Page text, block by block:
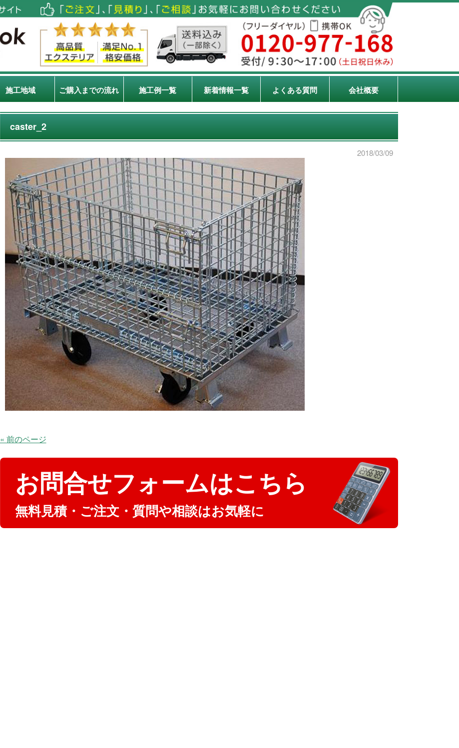
施工地域 ご購入までの流れ 施工例一覧 新着情報一覧 よくある質問 会社概要
caster_2
2018/03/09
« 前のページ
お問合せフォームはこちら
無料見積・ご注文・質問や相談はお気軽に